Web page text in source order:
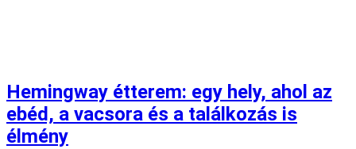
Hemingway étterem: egy hely, ahol az
ebéd, a vacsora és a találkozás is
élmény